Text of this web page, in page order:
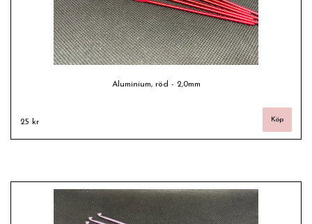
Aluminium, röd - 2,0mm
25 kr